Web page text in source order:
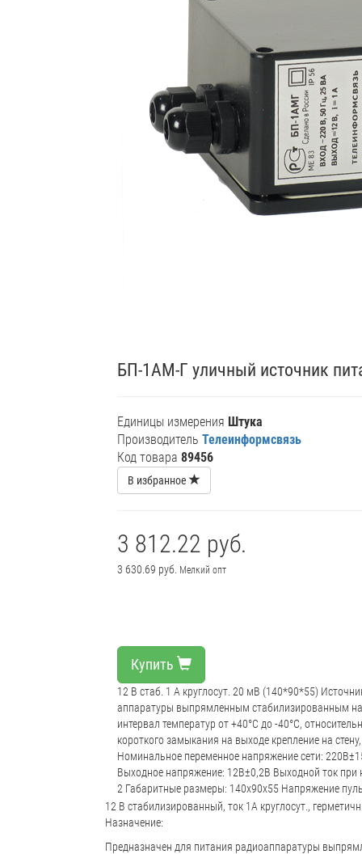
БП-1АМ-Г уличный источник
Единицы измерения Штука
Производитель Телеинформсвязь
Код товара 89456
В избранное
3 812.22 руб.
3 630.69 руб. Мелкий опт
Купить
12 В стаб. 1 А круглосут. 20 мВ (140*90*55)
аппаратуры выпрямленным стабилизированным
интервал температур от +40°С до -40°С,
короткого замыкания на выходе крепление на
Номинальное переменное напряжение сети:
Выходное напряжение: 12В±0,2В Выходной ток при
2 Габаритные размеры: 140х90х55 Напряжение
12 В стабилизированный, ток 1А круглосут.,
Назначение:
Предназначен для питания радиоаппаратуры